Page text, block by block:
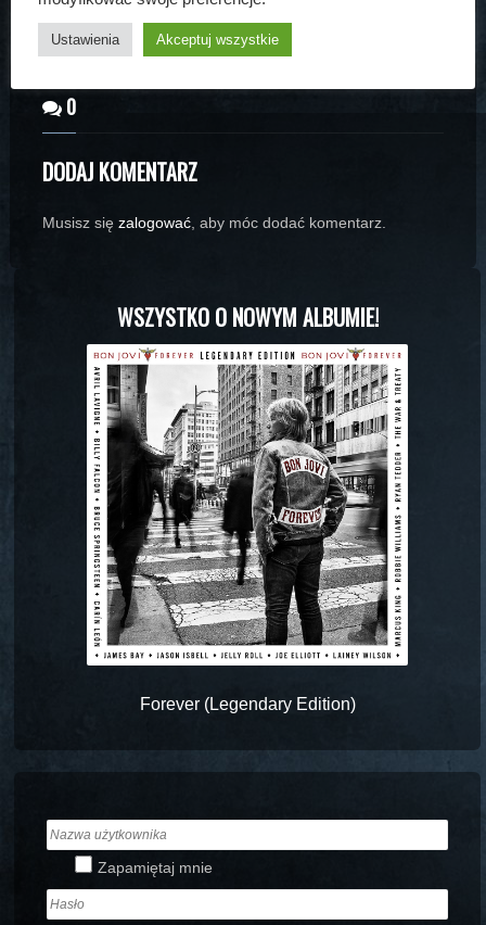
0
DODAJ KOMENTARZ
Musisz się zalogować, aby móc dodać komentarz.
WSZYSTKO O NOWYM ALBUMIE!
Forever (Legendary Edition)
Zapamiętaj mnie
Ustawienia Akceptuj wszystkie